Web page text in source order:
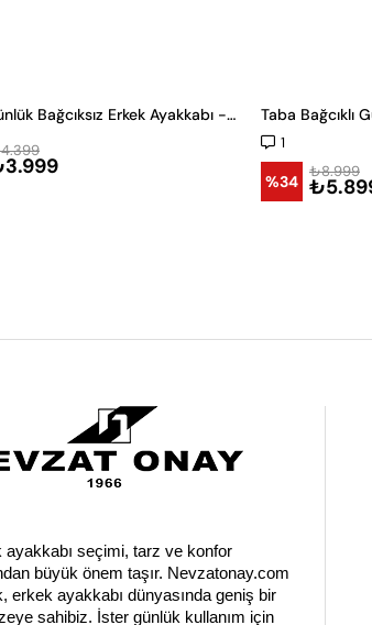
Siyah Günlük Bağcıksız Erkek Ayakkabı -24121- Taba Bağcıklı
1
%34
₺8.999
ayakkabı seçimi, tarz ve konfor
büyük önem taşır. Nevzatonay.com
erkek ayakkabı dünyasında geniş bir
sahibiz. İster günlük kullanım için